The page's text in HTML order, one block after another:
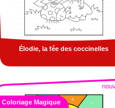
Élodie, la fée des coccinelles
Coloriage Magique